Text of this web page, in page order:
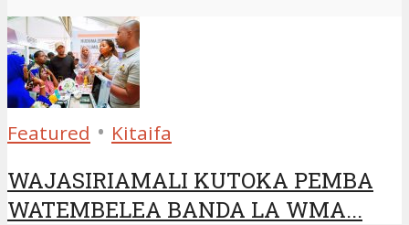
Featured • Kitaifa
WAJASIRIAMALI KUTOKA PEMBA
WATEMBELEA BANDA LA WMA...